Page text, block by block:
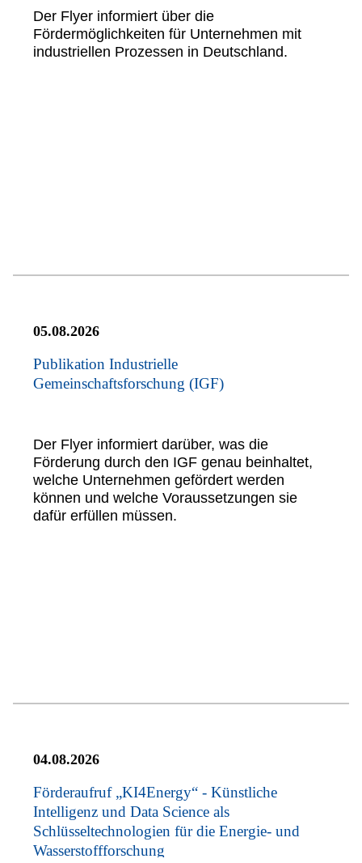
Der Flyer informiert über die
Fördermöglichkeiten für Unternehmen mit
industriellen Prozessen in Deutschland.
05.08.2026
Publikation Industrielle
Gemeinschaftsforschung (IGF)
Der Flyer informiert darüber, was die
Förderung durch den IGF genau beinhaltet,
welche Unternehmen gefördert werden
können und welche Voraussetzungen sie
dafür erfüllen müssen.
04.08.2026
Förderaufruf „KI4Energy“ - Künstliche
Intelligenz und Data Science als
Schlüsseltechnologien für die Energie- und
Wasserstoffforschung